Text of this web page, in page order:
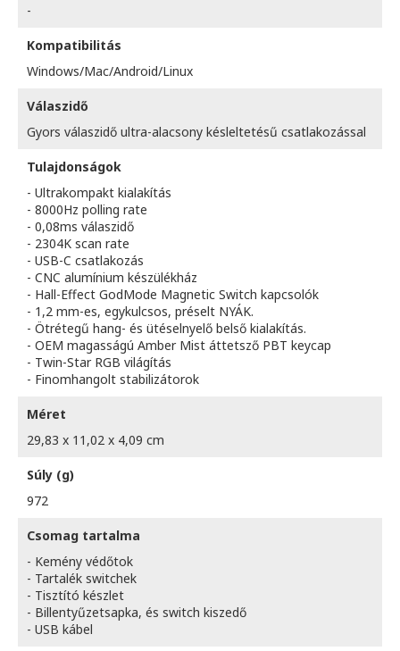
-
Kompatibilitás
Windows/Mac/Android/Linux
Válaszidő
Gyors válaszidő ultra-alacsony késleltetésű csatlakozással
Tulajdonságok
- Ultrakompakt kialakítás
- 8000Hz polling rate
- 0,08ms válaszidő
- 2304K scan rate
- USB-C csatlakozás
- CNC alumínium készülékház
- Hall-Effect GodMode Magnetic Switch kapcsolók
- 1,2 mm-es, egykulcsos, préselt NYÁK.
- Ötrétegű hang- és ütéselnyelő belső kialakítás.
- OEM magasságú Amber Mist áttetsző PBT keycap
- Twin-Star RGB világítás
- Finomhangolt stabilizátorok
Méret
29,83 x 11,02 x 4,09 cm
Súly (g)
972
Csomag tartalma
- Kemény védőtok
- Tartalék switchek
- Tisztító készlet
- Billentyűzetsapka, és switch kiszedő
- USB kábel